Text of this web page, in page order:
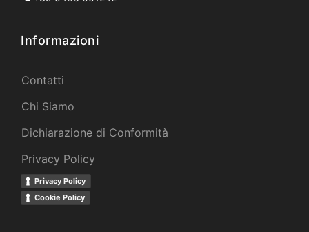
Informazioni
Contatti
Chi Siamo
Dichiarazione di Conformità
Privacy Policy
Privacy Policy
Cookie Policy